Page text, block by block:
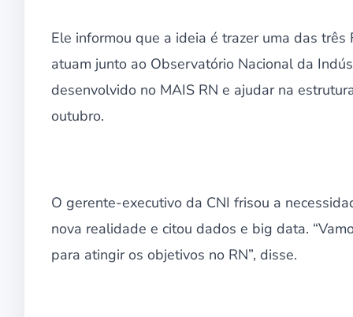
Ele informou que a ideia é trazer uma das
atuam junto ao Observatório Nacional da
desenvolvido no MAIS RN e ajudar na
outubro.
O gerente-executivo da CNI frisou a
nova realidade e citou dados e big data.
para atingir os objetivos no RN”, disse.